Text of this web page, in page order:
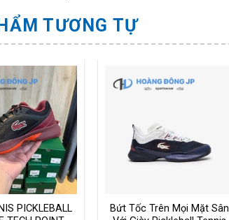
TƯƠNG TỰ
PICKLEBALL
Bứt Tốc Trên Mọi Mặt Sân